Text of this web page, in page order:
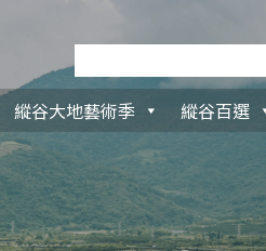
縱谷大地藝術季 縱谷百選